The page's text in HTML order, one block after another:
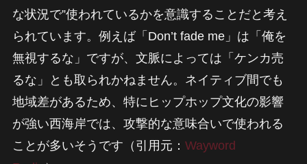
な状況で”使われているかを意識することだと考え
られています。例えば「Don’t fade me」は「俺を
無視するな」ですが、文脈によっては「ケンカ売
るな」とも取られかねません。ネイティブ間でも
地域差があるため、特にヒップホップ文化の影響
が強い西海岸では、攻撃的な意味合いで使われる
ことが多いそうです（引用元： Wayword